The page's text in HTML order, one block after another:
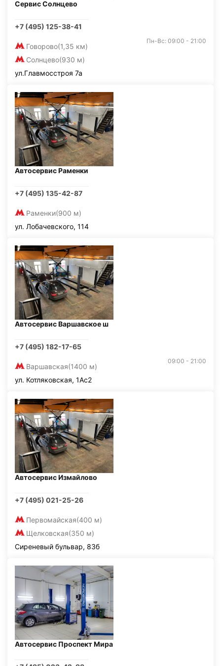
Сервис Солнцево
+7 (495) 125-38-41
Говорово(1,35 км)
Солнцево(930 м)
Пн-Вс: 09:00 - 21:00
ул.Главмосстроя 7а
Автосервис Раменки
+7 (495) 135-42-87
Раменки(900 м)
ул. Лобачевского, 114
Автосервис Варшавское ш
+7 (495) 182-17-65
Варшавская(1400 м)
09:00 - 21:00
ул. Котляковская, 1Ас2
Автосервис Измайлово
+7 (495) 021-25-26
Первомайская(400 м)
Щелковская(350 м)
Сиреневый бульвар, 83б
Автосервис Проспект Мира